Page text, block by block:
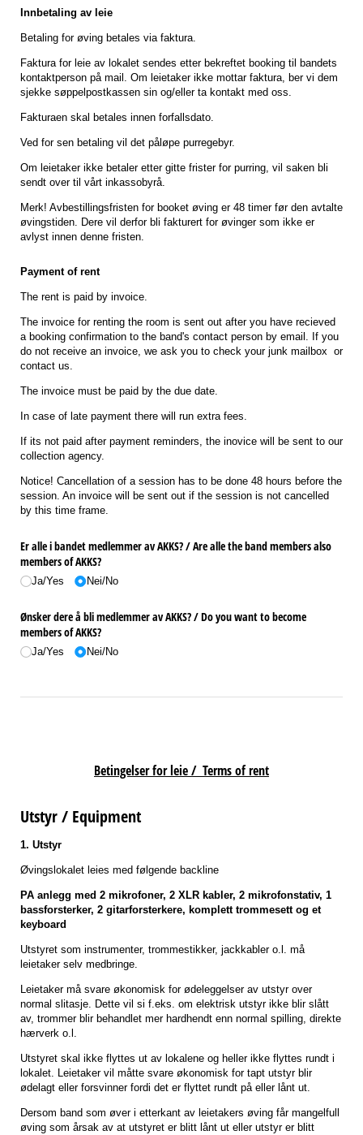
Innbetaling av leie
Betaling for øving betales via faktura.
Faktura for leie av lokalet sendes etter bekreftet booking til bandets
kontaktperson på mail. Om leietaker ikke mottar faktura, ber vi dem
sjekke søppelpostkassen sin og/eller ta kontakt med oss.
Fakturaen skal betales innen forfallsdato.
Ved for sen betaling vil det påløpe purregebyr.
Om leietaker ikke betaler etter gitte frister for purring, vil saken bli
sendt over til vårt inkassobyrå.
Merk! Avbestillingsfristen for booket øving er 48 timer før den avtalte
øvingstiden. Dere vil derfor bli fakturert for øvinger som ikke er
avlyst innen denne fristen.
Payment of rent
The rent is paid by invoice.
The invoice for renting the room is sent out after you have recieved
a booking confirmation to the band's contact person by email. If you
do not receive an invoice, we ask you to check your junk mailbox or
contact us.
The invoice must be paid by the due date.
In case of late payment there will run extra fees.
If its not paid after payment reminders, the inovice will be sent to our
collection agency.
Notice! Cancellation of a session has to be done 48 hours before the
session. An invoice will be sent out if the session is not cancelled
by this time frame.
Er alle i bandet medlemmer av AKKS? /​ Are alle the band members also
members of AKKS?
Ja/​Yes Nei/​No
Ønsker dere å bli medlemmer av AKKS? /​ Do you want to become
members of AKKS?
Ja/​Yes Nei/​No
Betingelser for leie / Terms of rent
Utstyr / Equipment
1. Utstyr
Øvingslokalet leies med følgende backline
PA anlegg med 2 mikrofoner, 2 XLR kabler, 2 mikrofonstativ, 1
bassforsterker, 2 gitarforsterkere, komplett trommesett og et
keyboard
Utstyret som instrumenter, trommestikker, jackkabler o.l. må
leietaker selv medbringe.
Leietaker må svare økonomisk for ødeleggelser av utstyr over
normal slitasje. Dette vil si f.eks. om elektrisk utstyr ikke blir slått
av, trommer blir behandlet mer hardhendt enn normal spilling, direkte
hærverk o.l.
Utstyret skal ikke flyttes ut av lokalene og heller ikke flyttes rundt i
lokalet. Leietaker vil måtte svare økonomisk for tapt utstyr blir
ødelagt eller forsvinner fordi det er flyttet rundt på eller lånt ut.
Dersom band som øver i etterkant av leietakers øving får mangelfull
øving som årsak av at utstyret er blitt lånt ut eller utstyr er blitt